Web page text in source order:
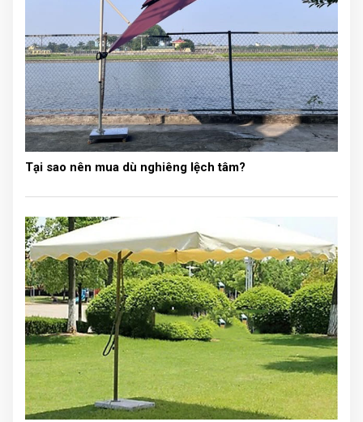
Vách ngăn đôi phòng lớn thành phòng nhỏ. Chia phòng
cho các mục đích sử dụng khác nhau.
Vì vậy, vách tổ ong di động cho phòng khách là giải
pháp hiệu quả mà chắc chắn các bạn không nên bỏ
qua.
Lý do nên lắp đặt vách tổ ong
phòng khách
Thiết kế sang trọng, tạo điểm nhấn
thẩm mỹ cho công trình
Phòng khách là khu vực tiếp đón các vị khách đến nhà.
Vì vậy, yếu tố thẩm mỹ luôn được mọi người chú trọng.
Vách tổ ong chắc chắn sẽ làm hài lòng khách hàng bởi
sự sang trọng mà nó mang tới.
Vách ngăn có nhiều mẫu màu. Quý khách hàng có thể
Tại sao nên mua dù nghiêng lệch tâm?